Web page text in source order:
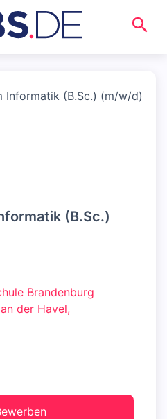
Informatik (B.Sc.) (m/w/d)
(B.Sc.)
Brandenburg
der Havel,